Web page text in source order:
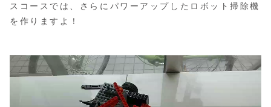
スコースでは、さらにパワーアップしたロボット掃除機
を作りますよ！